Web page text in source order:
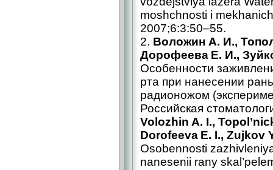
moshchnosti i
2007;6:3:50–55.
2. Воложин А. И.,
Дорофеева Е. И.,
Особенности
рта при нанесении
радионожом
Российская
Volozhin A. I.,
Dorofeeva E. I., Zujkov
Osobennosti
nanesenii rany